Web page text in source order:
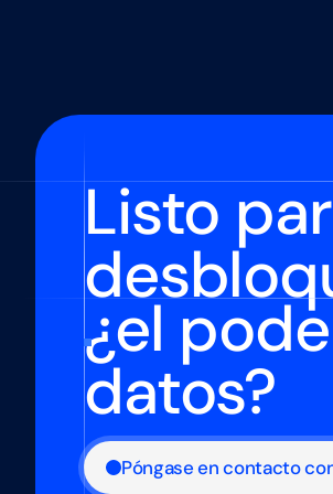
Listo
¿el
datos?
Póngase en contacto